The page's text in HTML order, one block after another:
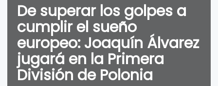
De superar los golpes a
cumplir el sueño
europeo: Joaquín Álvarez
jugará en la Primera
División de Polonia